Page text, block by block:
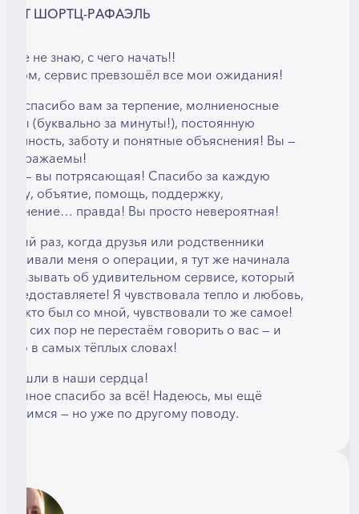
ШОРТЦ-РАФАЭЛЬ
не знаю, с чего начать!!
сервис превзошёл все мои ожидания!
— спасибо вам за терпение, молниеносные
(буквально за минуты!), постоянную
заботу и понятные объяснения! Вы —
— вы потрясающая! Спасибо за каждую
объятие, помощь, поддержку,
правда! Вы просто невероятная!
раз, когда друзья или родственники
меня о операции, я тут же начинала
об удивительном сервисе, который
предоставляете! Я чувствовала тепло и любовь,
кто был со мной, чувствовали то же самое!
до сих пор не перестаём говорить о вас — и
в самых тёплых словах!
вошли в наши сердца!
спасибо за всё! Надеюсь, мы ещё
— но уже по другому поводу.